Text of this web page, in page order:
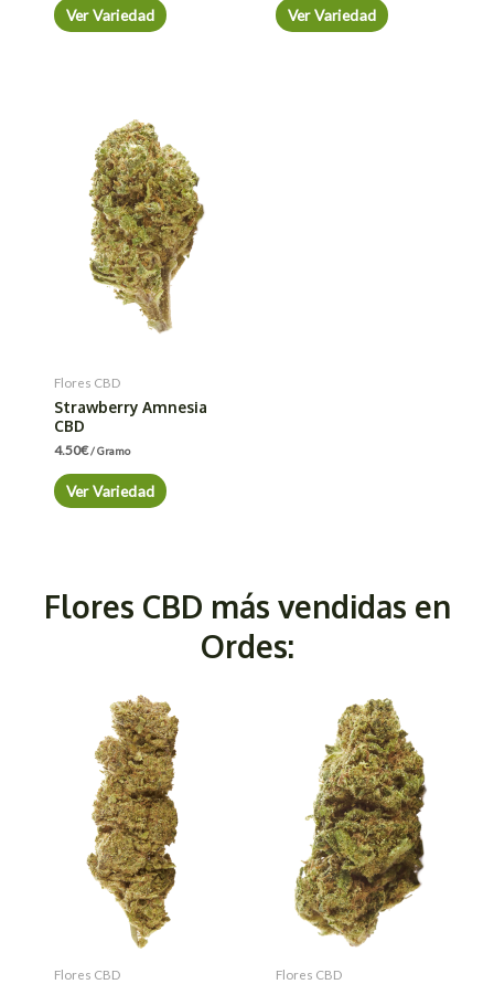
Ver Variedad Ver Variedad
Flores CBD
Strawberry Amnesia
CBD
4.50€/ Gramo
Ver Variedad
Flores CBD más vendidas en
Ordes:
Flores CBD Flores CBD